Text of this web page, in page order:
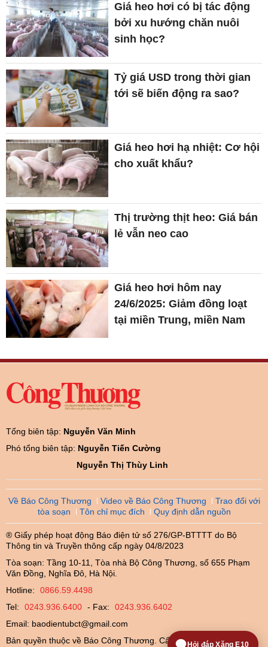
Giá heo hơi có bị tác động
bởi xu hướng chăn nuôi
sinh học?
Tỷ giá USD trong thời gian
tới sẽ biến động ra sao?
Giá heo hơi hạ nhiệt: Cơ hội
cho xuất khẩu?
Thị trường thịt heo: Giá bán
lẻ vẫn neo cao
Giá heo hơi hôm nay
24/6/2025: Giảm đồng loạt
tại miền Trung, miền Nam
Tổng biên tập: Nguyễn Văn Minh
Phó tổng biên tập: Nguyễn Tiến Cường
Nguyễn Thị Thùy Linh
Về Báo Công Thương Video về Báo Công Thương
Trao đổi với
tòa soạn
Tôn chỉ mục đích Quy định dẫn nguồn
® Giấy phép hoạt động Báo điện tử số 276/GP-BTTTT do Bộ
Thông tin và Truyền thông cấp ngày 04/8/2023
Tòa soạn: Tầng 10-11, Tòa nhà Bộ Công Thương, số 655 Phạm
Văn Đồng, Nghĩa Đô, Hà Nội.
Hotline:
0866.59.4498
Tel:
0243.936.6400 - Fax:
0243.936.6402
Email: baodientubct@gmail.com
Bản quyền thuộc về Báo Công Thương. Cấm sao chép dưới mọi
Hỏi đáp Xăng E10